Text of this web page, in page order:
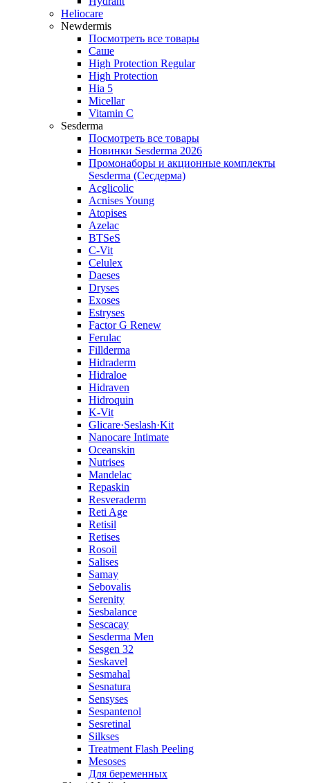
Heliocare
Newdermis
Посмотреть все товары
Саше
High Protection Regular
High Protection
Hia 5
Micellar
Vitamin C
Sesderma
Посмотреть все товары
Новинки Sesderma 2026
Промонаборы и акционные комплекты
Sesderma (Сесдерма)
Acglicolic
Acnises Young
Atopises
Azelac
BTSeS
C‑Vit
Celulex
Daeses
Dryses
Exoses
Estryses
Factor G Renew
Ferulac
Fillderma
Hidraderm
Hidraloe
Hidraven
Hidroquin
K-Vit
Glicare·Seslash·Kit
Nanocare Intimate
Oceanskin
Nutrises
Mandelac
Repaskin
Resveraderm
Reti Age
Retisil
Retises
Rosoil
Salises
Samay
Sebovalis
Serenity
Sesbalance
Sescacay
Sesderma Men
Sesgen 32
Seskavel
Sesmahal
Sesnatura
Sensyses
Sespantenol
Sesretinal
Silkses
Treatment Flash Peeling
Mesoses
Для беременных